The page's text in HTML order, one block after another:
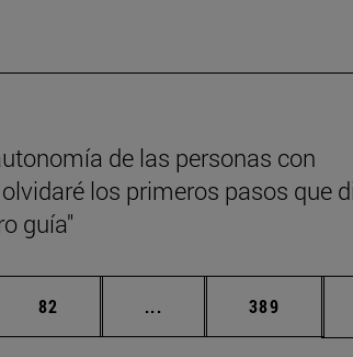
de las personas con
los primeros pasos que
guía"
desplazarse.
Página
82 ... Páginas intermedias
Página
389